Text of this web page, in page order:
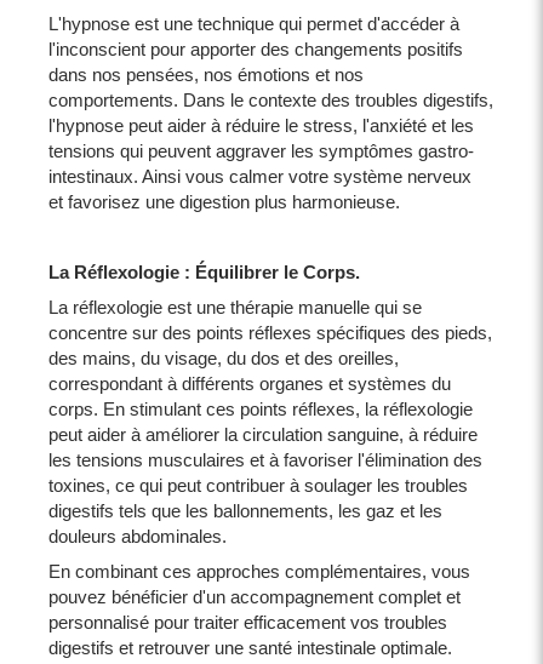
L'hypnose est une technique qui permet d'accéder à
l'inconscient pour apporter des changements positifs
dans nos pensées, nos émotions et nos
comportements. Dans le contexte des troubles digestifs,
l'hypnose peut aider à réduire le stress, l'anxiété et les
tensions qui peuvent aggraver les symptômes gastro-
intestinaux. Ainsi vous calmer votre système nerveux
et favorisez une digestion plus harmonieuse.
La Réflexologie : Équilibrer le Corps.
La réflexologie est une thérapie manuelle qui se
concentre sur des points réflexes spécifiques des pieds,
des mains, du visage, du dos et des oreilles,
correspondant à différents organes et systèmes du
corps. En stimulant ces points réflexes, la réflexologie
peut aider à améliorer la circulation sanguine, à réduire
les tensions musculaires et à favoriser l'élimination des
toxines, ce qui peut contribuer à soulager les troubles
digestifs tels que les ballonnements, les gaz et les
douleurs abdominales.
En combinant ces approches complémentaires, vous
pouvez bénéficier d'un accompagnement complet et
personnalisé pour traiter efficacement vos troubles
digestifs et retrouver une santé intestinale optimale.